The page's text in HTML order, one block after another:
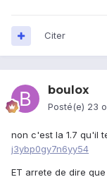
Citer
boulox
Posté(e) 23
non c'est la 1.7 qu'il
j3ybp0gy7n6yy54
ET arrete de dire